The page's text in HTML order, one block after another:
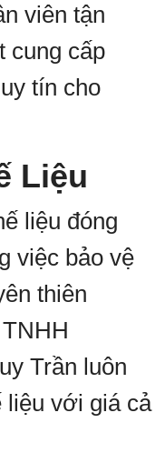
viên tận
cung cấp
tín cho
Liệu
liệu đóng
việc bảo vệ
thiên
Trần luôn
liệu với giá cả